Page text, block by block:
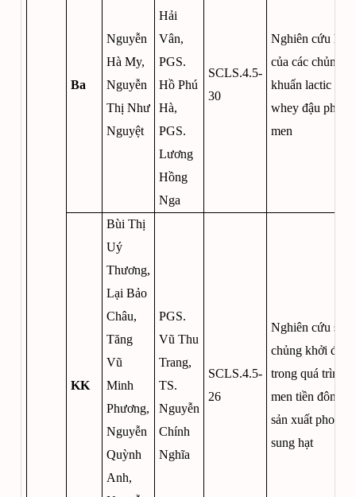
Ba
Nguyễn
Hà My,
Nguyễn
Thị Như
Nguyệt
Hải
Vân,
PGS.
Hồ Phú
Hà,
PGS.
Lương
Hồng
Nga
SCLS.4.5-
30
Nghiên cứu
của các chủng vi
khuẩn lactic đến
whey đậu phụ
men
KK
Bùi Thị
Uý
Thương,
Lại Bảo
Châu,
Tăng
Vũ
Minh
Phương,
Nguyễn
Quỳnh
Anh,
PGS.
Vũ Thu
Trang,
TS.
Nguyễn
Chính
Nghĩa
SCLS.4.5-
26
Nghiên cứu sử
chủng khởi động
trong quá trình
men tiền đông
sản xuất
sung hạt